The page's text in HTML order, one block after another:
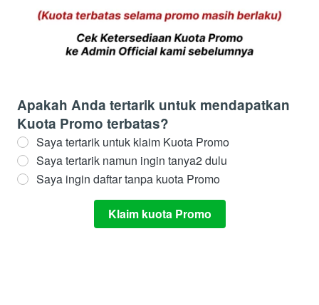
Apakah Anda tertarik untuk mendapatkan
Kuota Promo terbatas?
Saya tertarik untuk klaim Kuota Promo
Saya tertarik namun ingin tanya2 dulu
Saya ingin daftar tanpa kuota Promo
`Klaim kuota Promo